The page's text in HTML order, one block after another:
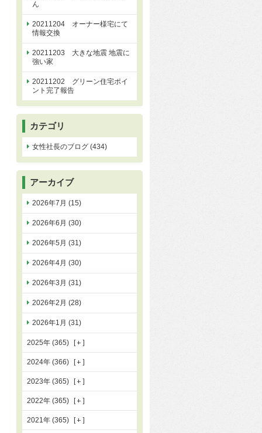
ん
20211204 オーナー様宅にて
情報交換
20211203 大きな地震 地震に
強い家
20211202 グリーン住宅ポイ
ント完了報告
カテゴリ
女性社長のブログ (434)
アーカイブ
2026年7月 (15)
2026年6月 (30)
2026年5月 (31)
2026年4月 (30)
2026年3月 (31)
2026年2月 (28)
2026年1月 (31)
2025年 (365)
2024年 (366)
2023年 (365)
2022年 (365)
2021年 (365)